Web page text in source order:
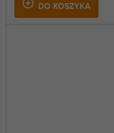
DO KOSZYKA